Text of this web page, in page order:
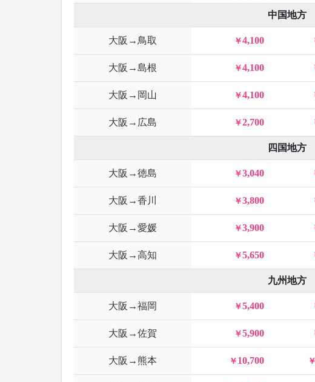
中国地方
大阪→鳥取 4,100
大阪→島根 4,100
大阪→岡山 4,100
大阪→広島 2,700
四国地方
大阪→徳島 3,040
大阪→香川 3,800
大阪→愛媛 3,900
大阪→高知 5,650
九州地方
大阪→福岡 5,400
大阪→佐賀 5,900
大阪→熊本 10,700